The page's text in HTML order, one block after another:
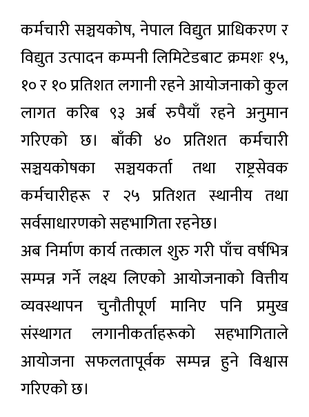
कर्मचारी सञ्चयकोष, नेपाल विद्युत प्राधिकरण र
विद्युत उत्पादन कम्पनी लिमिटेडबाट क्रमशः १५,
१० र १० प्रतिशत लगानी रहने आयोजनाको कुल
लागत करिब ९३ अर्ब रुपैयाँ रहने अनुमान
गरिएको छ। बाँकी ४० प्रतिशत कर्मचारी
सञ्चयकोषका सञ्चयकर्ता तथा राष्ट्रसेवक
कर्मचारीहरू र २५ प्रतिशत स्थानीय तथा
सर्वसाधारणको सहभागिता रहनेछ।
अब निर्माण कार्य तत्काल शुरु गरी पाँच वर्षभित्र
सम्पन्न गर्ने लक्ष्य लिएको आयोजनाको वित्तीय
व्यवस्थापन चुनौतीपूर्ण मानिए पनि प्रमुख
संस्थागत लगानीकर्ताहरूको सहभागिताले
आयोजना सफलतापूर्वक सम्पन्न हुने विश्वास
गरिएको छ।